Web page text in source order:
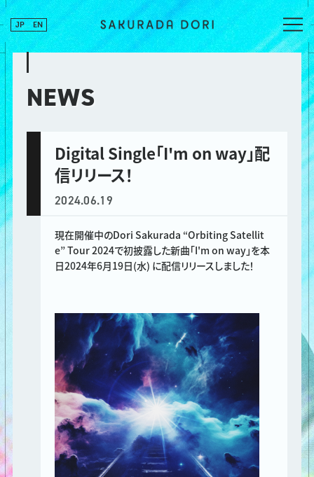
JP EN
NEWS
Digital Single「I'm on way」配
信リリース！
2024.06.19
現在開催中のDori Sakurada “Orbiting Satellit
e” Tour 2024で初披露した新曲「I'm on way」を本
日2024年6月19日(水) に配信リリースしました！